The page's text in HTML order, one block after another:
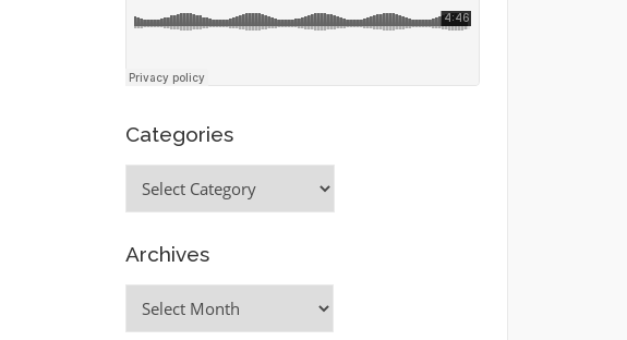
Categories
Categories
Archives
Archives